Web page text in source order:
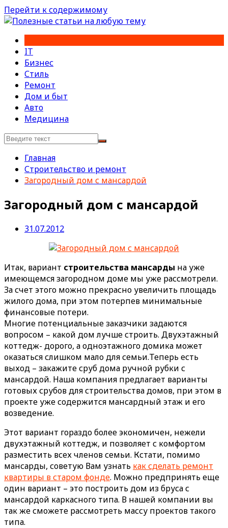
Перейти к содержимому
IT
Бизнес
Стиль
Ремонт
Дом и быт
Авто
Медицина
Главная
Строительство и ремонт
Загородный дом с мансардой
Загородный дом с мансардой
31.07.2012
Итак, вариант строительства мансарды на уже
имеющемся загородном доме мы уже рассмотрели.
За счет этого можно прекрасно увеличить площадь
жилого дома, при этом потерпев минимальные
финансовые потери.
Многие потенциальные заказчики задаются
вопросом – какой дом лучше строить. Двухэтажный
коттедж- дорого, а одноэтажного домика может
оказаться слишком мало для семьи.Теперь есть
выход – закажите сруб дома ручной рубки с
мансардой. Наша компания предлагает варианты
готовых срубов для строительства домов, при этом в
проекте уже содержится мансардный этаж и его
возведение.
Этот вариант гораздо более экономичен, нежели
двухэтажный коттедж, и позволяет с комфортом
разместить всех членов семьи. Кстати, помимо
мансарды, советую Вам узнать как сделать ремонт
квартиры в старом фонде. Можно предпринять еще
один вариант – это построить дом из бруса с
мансардой каркасного типа. В нашей компании вы
так же сможете рассмотреть массу проектов такого
типа.